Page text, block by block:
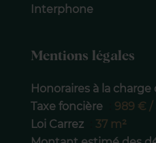
Interphone
Mentions légales
Honoraires à la
Taxe foncière
989 € /
Loi Carrez
37 m²